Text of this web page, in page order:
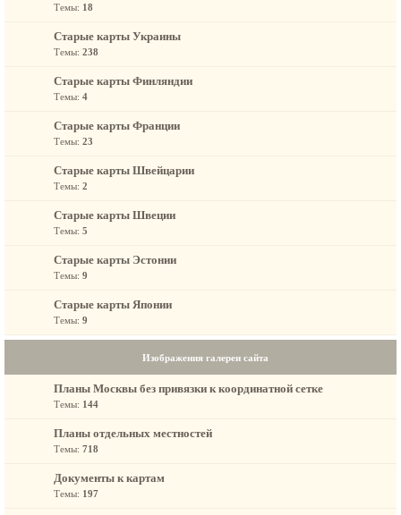
Темы: 18
Старые карты Украины
Темы: 238
Старые карты Финляндии
Темы: 4
Старые карты Франции
Темы: 23
Старые карты Швейцарии
Темы: 2
Старые карты Швеции
Темы: 5
Старые карты Эстонии
Темы: 9
Старые карты Японии
Темы: 9
Изображения галереи сайта
Планы Москвы без привязки к координатной сетке
Темы: 144
Планы отдельных местностей
Темы: 718
Документы к картам
Темы: 197